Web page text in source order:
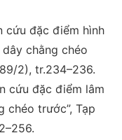
cứu đặc điểm hình
chằng chéo
2), tr.234–236.
cứu đặc điểm lâm
chéo trước”, Tạp